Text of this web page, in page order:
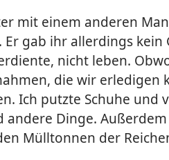
mit einem anderen
Er gab ihr allerdings
nicht leben.
die wir erledigen
Ich putzte Schuhe und
andere Dinge.
Mülltonnen der